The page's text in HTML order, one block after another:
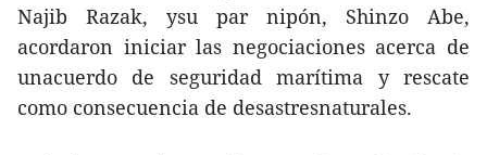
Najib Razak, ysu par nipón, Shinzo Abe,
acordaron iniciar las negociaciones acerca de
unacuerdo de seguridad marítima y rescate
como consecuencia de desastresnaturales.